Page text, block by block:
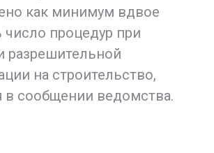
как минимум вдвое
число процедур при
разрешительной
на строительство,
в сообщении ведомства.